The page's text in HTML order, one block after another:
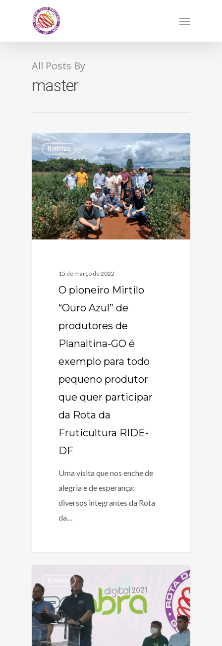
Menu
All Posts By
master
Notícias
15 de março de 2022
O pioneiro Mirtilo
“Ouro Azul” de
produtores de
Planaltina-GO é
exemplo para todo
pequeno produtor
que quer participar
da Rota da
Fruticultura RIDE-
DF
Uma visita que nos enche de
alegria e de esperança:
diversos integrantes da Rota
da…
Eventos